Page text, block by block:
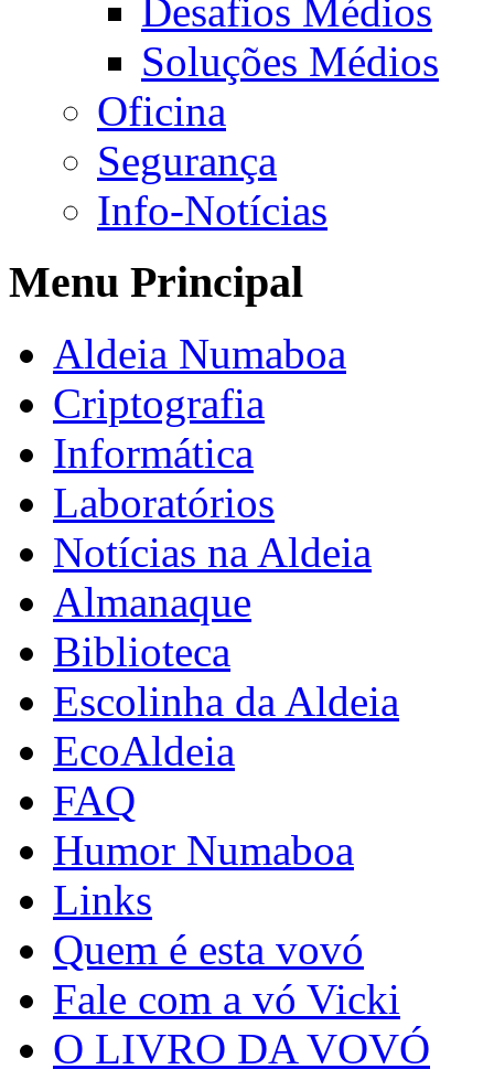
Desafios Médios
Soluções Médios
Oficina
Segurança
Info-Notícias
Menu Principal
Aldeia Numaboa
Criptografia
Informática
Laboratórios
Notícias na Aldeia
Almanaque
Biblioteca
Escolinha da Aldeia
EcoAldeia
FAQ
Humor Numaboa
Links
Quem é esta vovó
Fale com a vó Vicki
O LIVRO DA VOVÓ